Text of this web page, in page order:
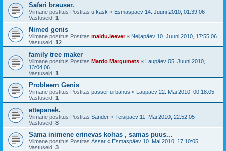
Safari brauser.
Viimane postitus Postitas u.kask « Esmaspäev 14. Juuni 2010, 01:39:06
Vastuseid: 1
Nimed genis
Viimane postitus Postitas maidu.leever« Neljapäev 10. Juuni 2010, 17:55:06
Vastuseid: 12
family tree maker
Viimane postitus Postitas Mardo Margumets « Laupäev 05. Juuni 2010,
13:04:06
Vastuseid: 1
Probleem Genis
Viimane postitus Postitas passer urbanus « Laupäev 22. Mai 2010, 00:18:05
Vastuseid: 1
ettepanek.
Viimane postitus Postitas Sander « Teisipäev 11. Mai 2010, 22:52:05
Vastuseid: 8
Sama inimene erinevas kohas , samas puus...
Viimane postitus Postitas Assar « Esmaspäev 10. Mai 2010, 17:10:05
Vastuseid: 3